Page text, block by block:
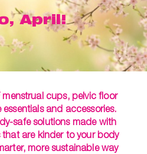
April!
menstrual cups, pelvic floor
and accessories.
safe solutions made with
are kinder to your body
more sustainable way